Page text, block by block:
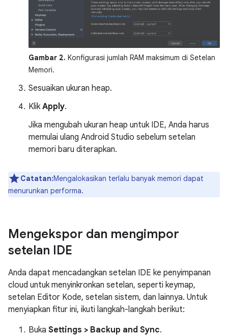
Gambar 2. Konfigurasi jumlah RAM maksimum di Setelan
Memori.
Sesuaikan ukuran heap.
Klik Apply.
Jika mengubah ukuran heap untuk IDE, Anda harus
memulai ulang Android Studio sebelum setelan
memori baru diterapkan.
Catatan:Mengalokasikan terlalu banyak memori dapat
menurunkan performa.
Mengekspor dan mengimpor
setelan IDE
Anda dapat mencadangkan setelan IDE ke penyimpanan
cloud untuk menyinkronkan setelan, seperti keymap,
setelan Editor Kode, setelan sistem, dan lainnya. Untuk
menyiapkan fitur ini, ikuti langkah-langkah berikut:
Buka Settings > Backup and Sync.